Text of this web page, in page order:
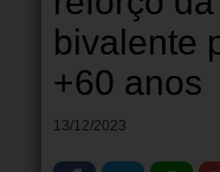
bivalente
+60 anos
13/12/2023